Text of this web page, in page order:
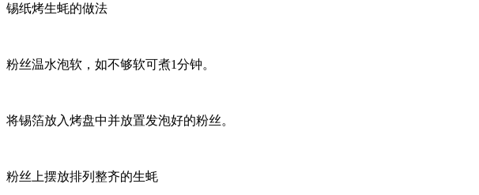
锡纸烤生蚝的做法
粉丝温水泡软，如不够软可煮1分钟。
将锡箔放入烤盘中并放置发泡好的粉丝。
粉丝上摆放排列整齐的生蚝